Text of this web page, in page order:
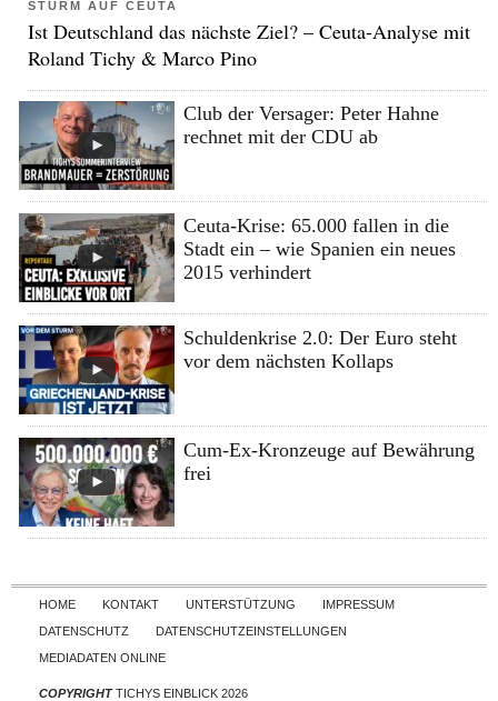
STURM AUF CEUTA
Ist Deutschland das nächste Ziel? – Ceuta-Analyse mit
Roland Tichy & Marco Pino
Club der Versager: Peter Hahne
rechnet mit der CDU ab
Ceuta-Krise: 65.000 fallen in die
Stadt ein – wie Spanien ein neues
2015 verhindert
Schuldenkrise 2.0: Der Euro steht
vor dem nächsten Kollaps
Cum-Ex-Kronzeuge auf Bewährung
frei
Skip to content
HOME KONTAKT UNTERSTÜTZUNG
IMPRESSUM
DATENSCHUTZ
DATENSCHUTZEINSTELLUNGEN
MEDIADATEN ONLINE
COPYRIGHTTICHYS EINBLICK 2026